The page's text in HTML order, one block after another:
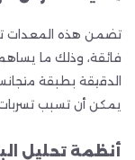
تضمن هذه المعدات
فائقة، وذلك ما
الدقيقة بطبقة
يمكن أن تسبب
أنظمة تحليل